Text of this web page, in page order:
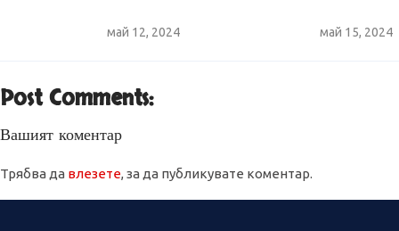
май 12, 2024 май 15, 2024
Post Comments:
Вашият коментар
Трябва да влезете, за да публикувате коментар.